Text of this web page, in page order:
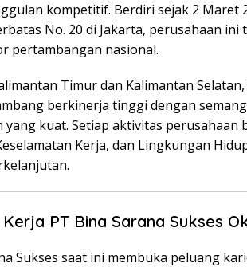
kompetitif. Berdiri sejak 2 Maret
No. 20 di Jakarta, perusahaan
pertambangan nasional.
Timur dan Kalimantan
berkinerja tinggi dengan
yang kuat. Setiap aktivitas perusahaan
Kerja, dan Lingkungan
PT Bina Sarana Sukses
Sukses saat ini membuka peluang